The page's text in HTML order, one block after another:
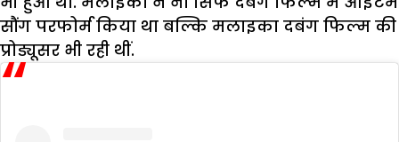
सौंग परफोर्म किया था बल्कि मलाइका दबंग फिल्म की
प्रोड्यूसर भी रही थीं.